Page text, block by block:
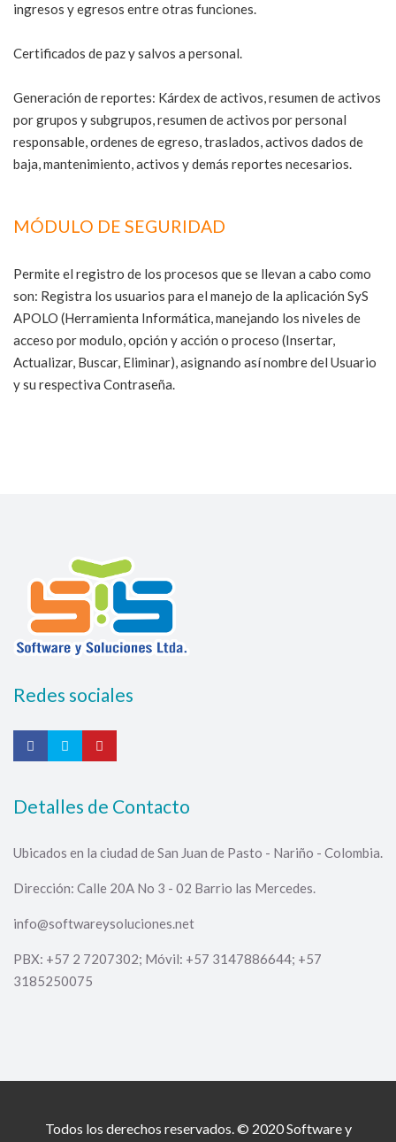
ingresos y egresos entre otras funciones.
Certificados de paz y salvos a personal.
Generación de reportes: Kárdex de activos, resumen de activos
por grupos y subgrupos, resumen de activos por personal
responsable, ordenes de egreso, traslados, activos dados de
baja, mantenimiento, activos y demás reportes necesarios.
MÓDULO DE SEGURIDAD
Permite el registro de los procesos que se llevan a cabo como
son: Registra los usuarios para el manejo de la aplicación SyS
APOLO (Herramienta Informática, manejando los niveles de
acceso por modulo, opción y acción o proceso (Insertar,
Actualizar, Buscar, Eliminar), asignando así nombre del Usuario
y su respectiva Contraseña.
Redes sociales
Detalles de Contacto
Ubicados en la ciudad de San Juan de Pasto - Nariño - Colombia.
Dirección: Calle 20A No 3 - 02 Barrio las Mercedes.
info@softwareysoluciones.net
PBX: +57 2 7207302; Móvil: +57 3147886644; +57
3185250075
Todos los derechos reservados. © 2020Software y